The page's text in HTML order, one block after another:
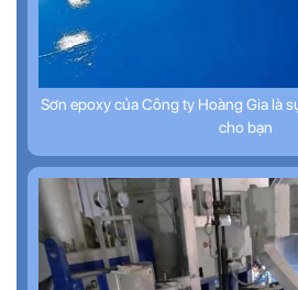
Sơn epoxy của Công ty Hoàng Gia là
cho bạn